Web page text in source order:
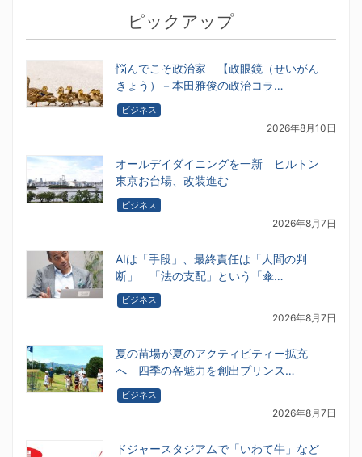
ピックアップ
悩んでこそ政治家 【政眼鏡（せいがん
きょう）－本田雅俊の政治コラ…
ビジネス
2026年8月10日
オールデイダイニングを一新 ヒルトン
東京お台場、改装進む
ビジネス
2026年8月7日
AIは「手段」、最終責任は「人間の判
断」 「法の支配」という「傘…
ビジネス
2026年8月7日
夏の苗場が夏のアクティビティー拡充
へ 四季の各魅力を創出プリンス…
ビジネス
2026年8月7日
ドジャースタジアムで「いわて牛」など